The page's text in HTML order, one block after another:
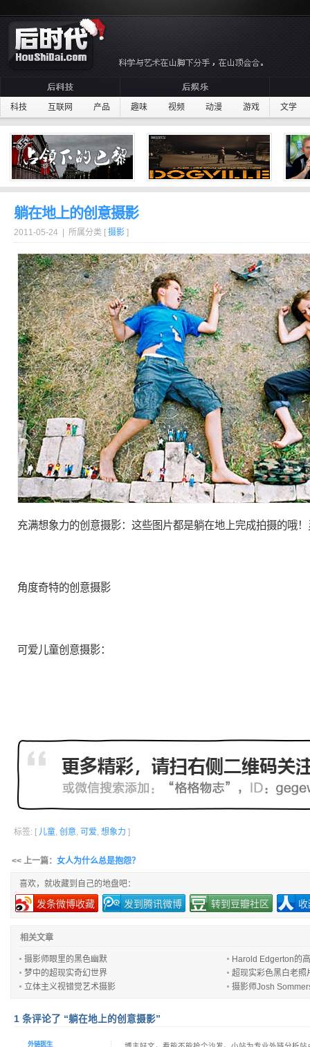
科技 互联网 产品 趣味 视频 动漫 游戏 文学
躺在地上的创意摄影
2011-05-24 | 所属分类 [ 摄影 ]
充满想象力的创意摄影：这些图片都是躺在地上完成拍摄的哦
角度奇特的创意摄影
可爱儿童创意摄影：
标签: [ 儿童, 创意, 可爱, 想象力 ]
<< 上一篇： 女人为什么总是抱怨？
喜欢，就收藏到自己的地盘吧：
发条微博收藏 发到腾讯微博 转到豆瓣社区
相关文章
摄影师眼里的黑色幽默
Harold Edgerton的
梦中的超现实奇幻世界
超现实彩色黑白老照
立体主义视错觉艺术摄影
摄影师Josh
1 条评论了 “躺在地上的创意摄影”
外链医生